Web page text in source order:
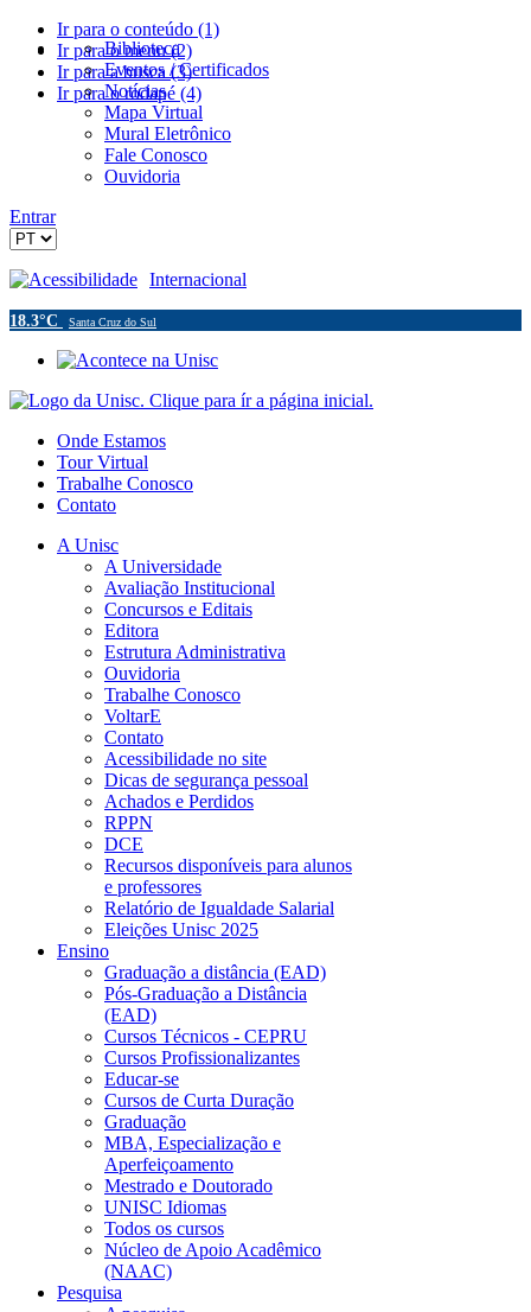
Ir para o conteúdo (1)
Ir para o menu (2)
Ir para a busca (3)
Ir para o rodapé (4)
Biblioteca
Eventos / Certificados
Notícias
Mapa Virtual
Mural Eletrônico
Fale Conosco
Ouvidoria
Entrar
Acessibilidade Internacional
18.3°C Santa Cruz do Sul
Onde Estamos
Tour Virtual
Trabalhe Conosco
Contato
A Unisc
A Universidade
Avaliação Institucional
Concursos e Editais
Editora
Estrutura Administrativa
Ouvidoria
Trabalhe Conosco
VoltarE
Contato
Acessibilidade no site
Dicas de segurança pessoal
Achados e Perdidos
RPPN
DCE
Recursos disponíveis para alunos
e professores
Relatório de Igualdade Salarial
Eleições Unisc 2025
Ensino
Graduação a distância (EAD)
Pós-Graduação a Distância
(EAD)
Cursos Técnicos - CEPRU
Cursos Profissionalizantes
Educar-se
Cursos de Curta Duração
Graduação
MBA, Especialização e
Aperfeiçoamento
Mestrado e Doutorado
UNISC Idiomas
Todos os cursos
Núcleo de Apoio Acadêmico
(NAAC)
Pesquisa